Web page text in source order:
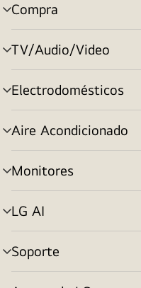
Compra
selector
de
menú
TV/Audio/Video
selector
de
menú
Electrodomésticos
selector
de
menú
Aire Acondicionado
selector
de
menú
Monitores
selector
de
menú
LG AI
selector
de
menú
Soporte
selector
de